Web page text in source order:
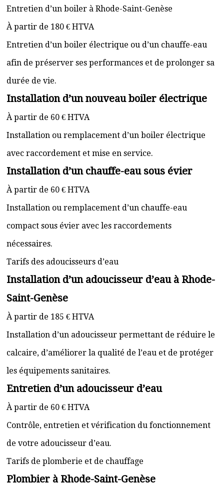
Entretien d’un boiler à Rhode-Saint-Genèse
À partir de 180 € HTVA
Entretien d’un boiler électrique ou d’un chauffe-eau
afin de préserver ses performances et de prolonger sa
durée de vie.
Installation d’un nouveau boiler électrique
À partir de 60 € HTVA
Installation ou remplacement d’un boiler électrique
avec raccordement et mise en service.
Installation d’un chauffe-eau sous évier
À partir de 60 € HTVA
Installation ou remplacement d’un chauffe-eau
compact sous évier avec les raccordements
nécessaires.
Tarifs des adoucisseurs d’eau
Installation d’un adoucisseur d’eau à Rhode-
Saint-Genèse
À partir de 185 € HTVA
Installation d’un adoucisseur permettant de réduire le
calcaire, d’améliorer la qualité de l’eau et de protéger
les équipements sanitaires.
Entretien d’un adoucisseur d’eau
À partir de 60 € HTVA
Contrôle, entretien et vérification du fonctionnement
de votre adoucisseur d’eau.
Tarifs de plomberie et de chauffage
Plombier à Rhode-Saint-Genèse